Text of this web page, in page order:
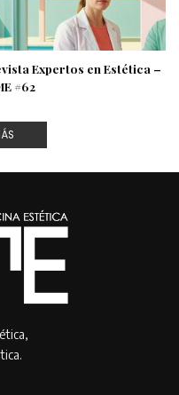
Expertos en Estética –
#62